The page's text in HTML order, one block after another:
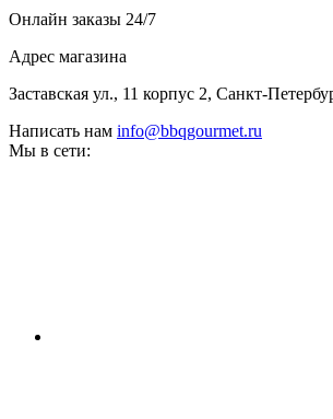
Онлайн заказы 24/7
Адрес магазина
Заставская ул., 11 корпус 2, Санкт-
Написать нам info@bbqgourmet.ru
Мы в сети: